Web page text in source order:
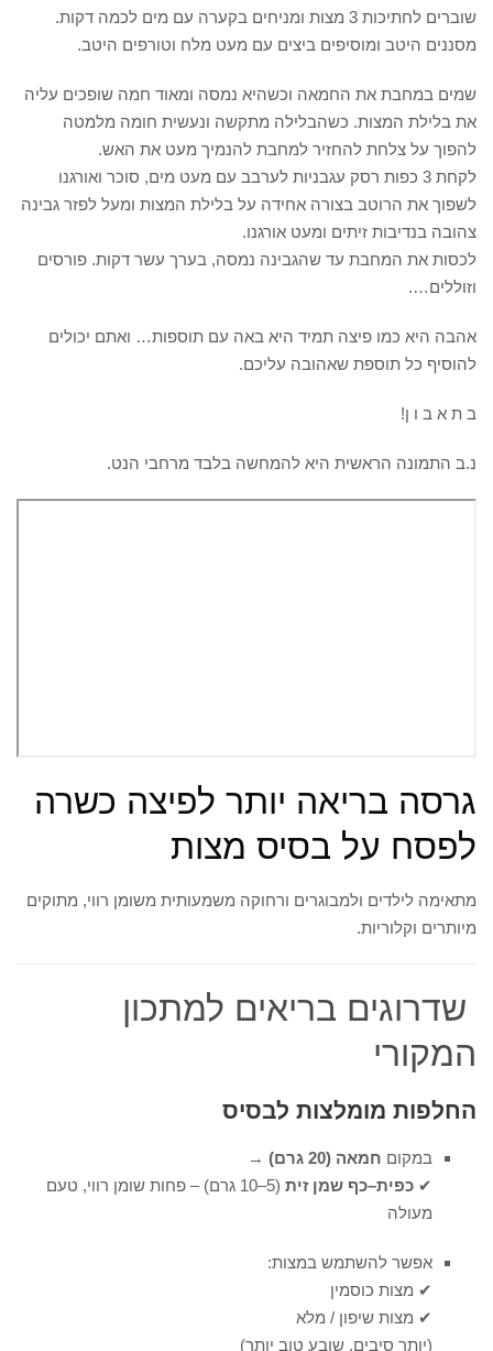
שוברים לחתיכות 3 מצות ומניחים בקערה עם מים לכמה דקות.
מסננים היטב ומוסיפים ביצים עם מעט מלח וטורפים היטב.
שמים במחבת את החמאה וכשהיא נמסה ומאוד חמה שופכים עליה
את בלילת המצות. כשהבלילה מתקשה ונעשית חומה מלמטה
להפוך על צלחת להחזיר למחבת להנמיך מעט את האש.
לקחת 3 כפות רסק עגבניות לערבב עם מעט מים, סוכר ואורגנו
לשפוך את הרוטב בצורה אחידה על בלילת המצות ומעל לפזר גבינה
צהובה בנדיבות זיתים ומעט אורגנו.
לכסות את המחבת עד שהגבינה נמסה, בערך עשר דקות. פורסים
וזוללים….
אהבה היא כמו פיצה תמיד היא באה עם תוספות… ואתם יכולים
להוסיף כל תוספת שאהובה עליכם.
ב ת א ב ו ן!
נ.ב התמונה הראשית היא להמחשה בלבד מרחבי הנט.
גרסה בריאה יותר לפיצה כשרה
לפסח על בסיס מצות
מתאימה לילדים ולמבוגרים ורחוקה משמעותית משומן רווי, מתוקים
מיותרים וקלוריות.
שדרוגים בריאים למתכון
המקורי
החלפות מומלצות לבסיס
במקום חמאה (20 גרם)
→
✔ כפית–כף שמן זית
(5–10 גרם) – פחות שומן רווי, טעם
מעולה
אפשר להשתמש במצות:
✔ מצות כוסמין
✔ מצות שיפון / מלא
(יותר סיבים, שובע טוב יותר)